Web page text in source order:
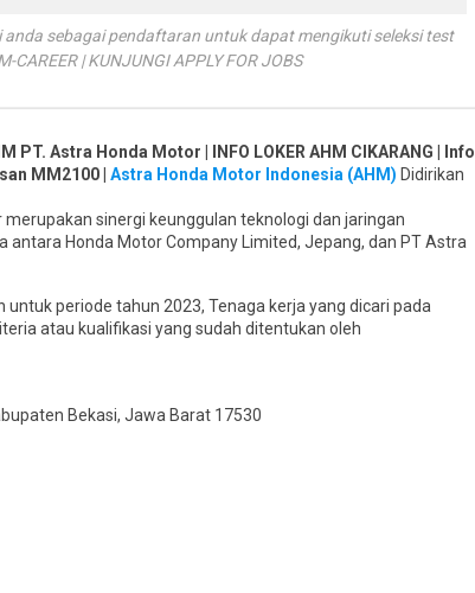
sebagai pendaftaran untuk dapat mengikuti seleksi test
| KUNJUNGI APPLY FOR JOBS
Astra Honda Motor | INFO LOKER AHM CIKARANG | Info
MM2100 | Astra Honda Motor Indonesia (AHM) Didirikan
sinergi keunggulan teknologi dan jaringan
Honda Motor Company Limited, Jepang, dan PT Astra
periode tahun 2023, Tenaga kerja yang dicari pada
atau kualifikasi yang sudah ditentukan oleh
Bekasi, Jawa Barat 17530